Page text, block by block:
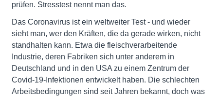
prüfen. Stresstest nennt man das.
Das Coronavirus ist ein weltweiter Test - und wieder
sieht man, wer den Kräften, die da gerade wirken, nicht
standhalten kann. Etwa die fleischverarbeitende
Industrie, deren Fabriken sich unter anderem in
Deutschland und in den USA zu einem Zentrum der
Covid-19-Infektionen entwickelt haben. Die schlechten
Arbeitsbedingungen sind seit Jahren bekannt, doch was